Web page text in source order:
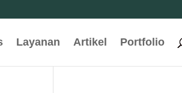
Layanan Artikel Portfolio